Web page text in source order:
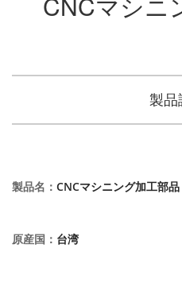
製品
製品名 ： CNCマシニング加工部品
原産国 ： 台湾